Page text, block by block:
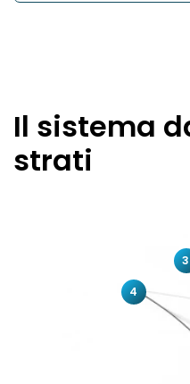
Il sistema
strati
3
4